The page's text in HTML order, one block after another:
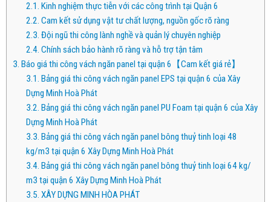
2.1. Kinh nghiệm thực tiễn với các công trình tại Quận 6
2.2. Cam kết sử dụng vật tư chất lượng, nguồn gốc rõ ràng
2.3. Đội ngũ thi công lành nghề và quản lý chuyên nghiệp
2.4. Chính sách bảo hành rõ ràng và hỗ trợ tận tâm
3. Báo giá thi công vách ngăn panel tại quận 6【Cam kết giá rẻ】
3.1. Bảng giá thi công vách ngăn panel EPS tại quận 6 của Xây
Dựng Minh Hoà Phát
3.2. Bảng giá thi công vách ngăn panel PU Foam tại quận 6 của Xây
Dựng Minh Hoà Phát
3.3. Bảng giá thi công vách ngăn panel bông thuỷ tinh loại 48
kg/m3 tại quận 6 Xây Dựng Minh Hoà Phát
3.4. Bảng giá thi công vách ngăn panel bông thuỷ tinh loại 64 kg/
m3 tại quận 6 Xây Dựng Minh Hoà Phát
3.5. XÂY DỰNG MINH HÒA PHÁT